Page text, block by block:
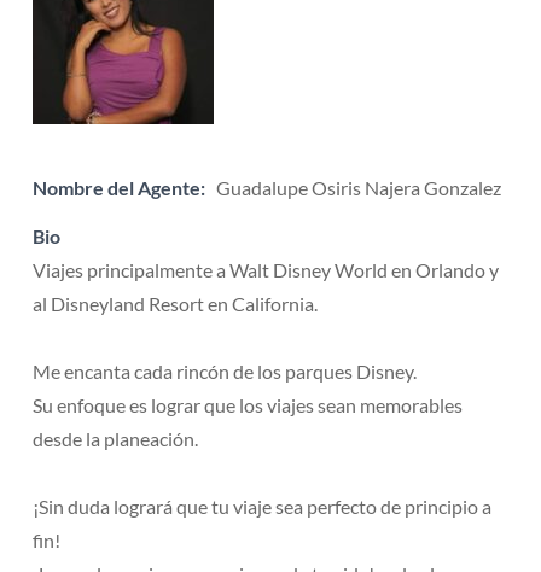
Nombre del Agente: Guadalupe Osiris Najera Gonzalez
Bio
Viajes principalmente a Walt Disney World en Orlando y
al Disneyland Resort en California.
Me encanta cada rincón de los parques Disney.
Su enfoque es lograr que los viajes sean memorables
desde la planeación.
¡Sin duda logrará que tu viaje sea perfecto de principio a
fin!